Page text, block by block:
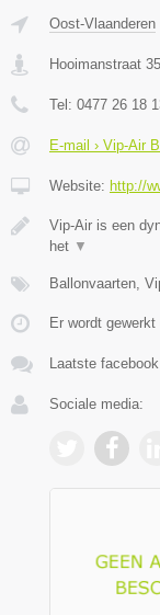
Oost-Vlaanderen
Hooimanstraat 35
Tel: 0477 26 18
E-mail › Vip-Air
Website: http://
Vip-Air is een
het ▼
Ballonvaarten,
Er wordt gewerkt
Laatste
Sociale media: